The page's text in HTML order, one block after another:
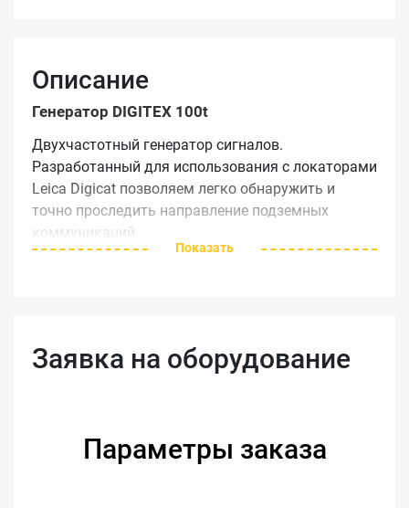
Описание
Генератор DIGITEX 100t
Двухчастотный генератор сигналов.
Разработанный для использования с локаторами
Leica Digicat позволяем легко обнаружить и
точно проследить направление подземных
коммуникаций
Долговечный корпус, класс защиты IP65
сигналов, выбор частоты и дальности
Показать
Заявка на оборудование
Параметры заказа